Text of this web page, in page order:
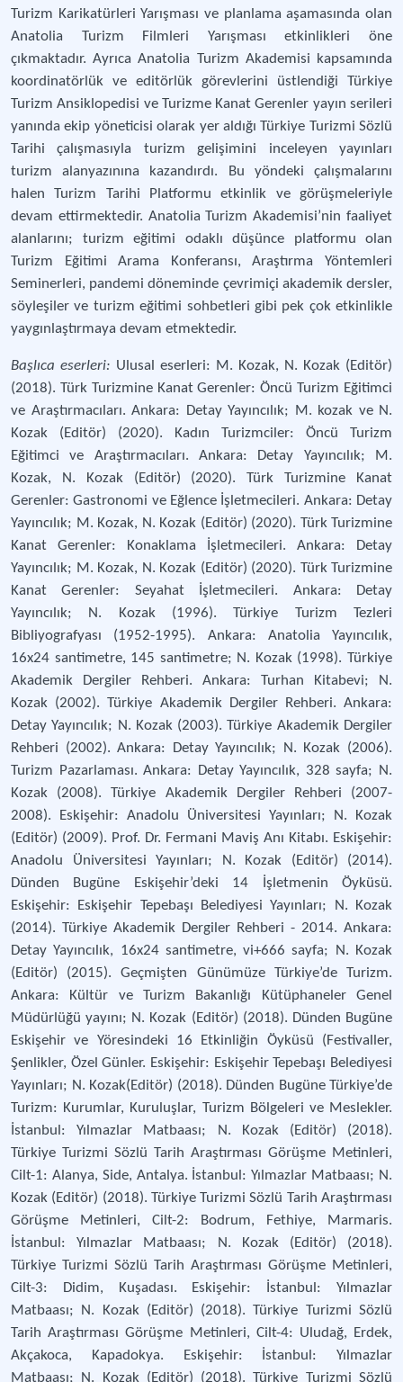
Turizm Karikatürleri Yarışması ve planlama aşamasında olan
Anatolia Turizm Filmleri Yarışması etkinlikleri öne
çıkmaktadır. Ayrıca Anatolia Turizm Akademisi kapsamında
koordinatörlük ve editörlük görevlerini üstlendiği Türkiye
Turizm Ansiklopedisi ve Turizme Kanat Gerenler yayın serileri
yanında ekip yöneticisi olarak yer aldığı Türkiye Turizmi Sözlü
Tarihi çalışmasıyla turizm gelişimini inceleyen yayınları
turizm alanyazınına kazandırdı. Bu yöndeki çalışmalarını
halen Turizm Tarihi Platformu etkinlik ve görüşmeleriyle
devam ettirmektedir. Anatolia Turizm Akademisi’nin faaliyet
alanlarını; turizm eğitimi odaklı düşünce platformu olan
Turizm Eğitimi Arama Konferansı, Araştırma Yöntemleri
Seminerleri, pandemi döneminde çevrimiçi akademik dersler,
söyleşiler ve turizm eğitimi sohbetleri gibi pek çok etkinlikle
yaygınlaştırmaya devam etmektedir.
Başlıca eserleri: Ulusal eserleri: M. Kozak, N. Kozak (Editör)
(2018). Türk Turizmine Kanat Gerenler: Öncü Turizm Eğitimci
ve Araştırmacıları. Ankara: Detay Yayıncılık; M. kozak ve N.
Kozak (Editör) (2020). Kadın Turizmciler: Öncü Turizm
Eğitimci ve Araştırmacıları. Ankara: Detay Yayıncılık; M.
Kozak, N. Kozak (Editör) (2020). Türk Turizmine Kanat
Gerenler: Gastronomi ve Eğlence İşletmecileri. Ankara: Detay
Yayıncılık; M. Kozak, N. Kozak (Editör) (2020). Türk Turizmine
Kanat Gerenler: Konaklama İşletmecileri. Ankara: Detay
Yayıncılık; M. Kozak, N. Kozak (Editör) (2020). Türk Turizmine
Kanat Gerenler: Seyahat İşletmecileri. Ankara: Detay
Yayıncılık; N. Kozak (1996). Türkiye Turizm Tezleri
Bibliyografyası (1952-1995). Ankara: Anatolia Yayıncılık,
16x24 santimetre, 145 santimetre; N. Kozak (1998). Türkiye
Akademik Dergiler Rehberi. Ankara: Turhan Kitabevi; N.
Kozak (2002). Türkiye Akademik Dergiler Rehberi. Ankara:
Detay Yayıncılık; N. Kozak (2003). Türkiye Akademik Dergiler
Rehberi (2002). Ankara: Detay Yayıncılık; N. Kozak (2006).
Turizm Pazarlaması. Ankara: Detay Yayıncılık, 328 sayfa; N.
Kozak (2008). Türkiye Akademik Dergiler Rehberi (2007-
2008). Eskişehir: Anadolu Üniversitesi Yayınları; N. Kozak
(Editör) (2009). Prof. Dr. Fermani Maviş Anı Kitabı. Eskişehir:
Anadolu Üniversitesi Yayınları; N. Kozak (Editör) (2014).
Dünden Bugüne Eskişehir’deki 14 İşletmenin Öyküsü.
Eskişehir: Eskişehir Tepebaşı Belediyesi Yayınları; N. Kozak
(2014). Türkiye Akademik Dergiler Rehberi - 2014. Ankara:
Detay Yayıncılık, 16x24 santimetre, vi+666 sayfa; N. Kozak
(Editör) (2015). Geçmişten Günümüze Türkiye’de Turizm.
Ankara: Kültür ve Turizm Bakanlığı Kütüphaneler Genel
Müdürlüğü yayını; N. Kozak (Editör) (2018). Dünden Bugüne
Eskişehir ve Yöresindeki 16 Etkinliğin Öyküsü (Festivaller,
Şenlikler, Özel Günler. Eskişehir: Eskişehir Tepebaşı Belediyesi
Yayınları; N. Kozak(Editör) (2018). Dünden Bugüne Türkiye’de
Turizm: Kurumlar, Kuruluşlar, Turizm Bölgeleri ve Meslekler.
İstanbul: Yılmazlar Matbaası; N. Kozak (Editör) (2018).
Türkiye Turizmi Sözlü Tarih Araştırması Görüşme Metinleri,
Cilt-1: Alanya, Side, Antalya. İstanbul: Yılmazlar Matbaası; N.
Kozak (Editör) (2018). Türkiye Turizmi Sözlü Tarih Araştırması
Görüşme Metinleri, Cilt-2: Bodrum, Fethiye, Marmaris.
İstanbul: Yılmazlar Matbaası; N. Kozak (Editör) (2018).
Türkiye Turizmi Sözlü Tarih Araştırması Görüşme Metinleri,
Cilt-3: Didim, Kuşadası. Eskişehir: İstanbul: Yılmazlar
Matbaası; N. Kozak (Editör) (2018). Türkiye Turizmi Sözlü
Tarih Araştırması Görüşme Metinleri, Cilt-4: Uludağ, Erdek,
Akçakoca, Kapadokya. Eskişehir: İstanbul: Yılmazlar
Matbaası; N. Kozak (Editör) (2018). Türkiye Turizmi Sözlü